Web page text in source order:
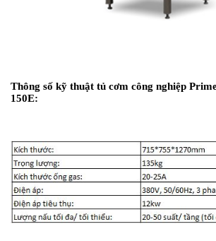
Thông số kỹ thuật tủ cơm công nghiệp
150E: